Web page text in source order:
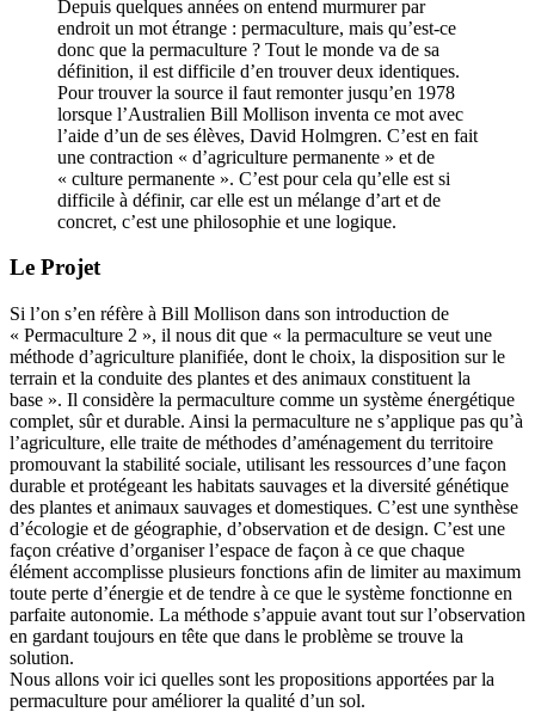
Depuis quelques années on entend murmurer par
endroit un mot étrange : permaculture, mais qu’est-ce
donc que la permaculture ? Tout le monde va de sa
définition, il est difficile d’en trouver deux identiques.
Pour trouver la source il faut remonter jusqu’en 1978
lorsque l’Australien Bill Mollison inventa ce mot avec
l’aide d’un de ses élèves, David Holmgren. C’est en fait
une contraction « d’agriculture permanente » et de
« culture permanente ». C’est pour cela qu’elle est si
difficile à définir, car elle est un mélange d’art et de
concret, c’est une philosophie et une logique.
Le Projet
Si l’on s’en réfère à Bill Mollison dans son introduction de
« Permaculture 2 », il nous dit que « la permaculture se veut une
méthode d’agriculture planifiée, dont le choix, la disposition sur le
terrain et la conduite des plantes et des animaux constituent la
base ». Il considère la permaculture comme un système énergétique
complet, sûr et durable. Ainsi la permaculture ne s’applique pas qu’à
l’agriculture, elle traite de méthodes d’aménagement du territoire
promouvant la stabilité sociale, utilisant les ressources d’une façon
durable et protégeant les habitats sauvages et la diversité génétique
des plantes et animaux sauvages et domestiques. C’est une synthèse
d’écologie et de géographie, d’observation et de design. C’est une
façon créative d’organiser l’espace de façon à ce que chaque
élément accomplisse plusieurs fonctions afin de limiter au maximum
toute perte d’énergie et de tendre à ce que le système fonctionne en
parfaite autonomie. La méthode s’appuie avant tout sur l’observation
en gardant toujours en tête que dans le problème se trouve la
solution.
Nous allons voir ici quelles sont les propositions apportées par la
permaculture pour améliorer la qualité d’un sol.